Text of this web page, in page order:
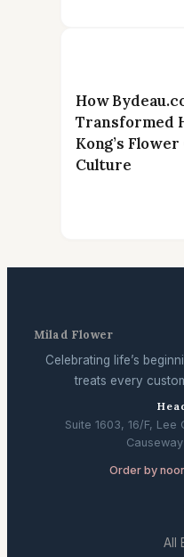
How
Transformed
Kong’s
Culture
Milad Flower
Celebrating life’s
treats every
Suite 1603, 16/F,
Order by
All